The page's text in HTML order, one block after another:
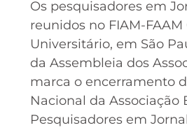
Os pesquisadores em
reunidos no FIAM-FAAM
Universitário, em São
da Assembleia dos
marca o encerramento
Nacional da Associação
Pesquisadores em